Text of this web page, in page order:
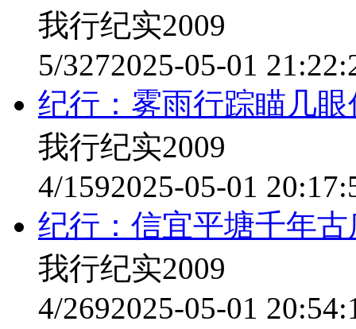
我行纪实2009
5/3272025-05-01
纪行：雾雨行踪瞄几
我行纪实2009
4/1592025-05-01
纪行：信宜平塘千年
我行纪实2009
4/2692025-05-01